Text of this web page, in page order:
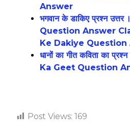
Answer
भगवान के डाकिए प्रश्न उत्तर
Question Answer
Ke Dakiye Question
धानों का गीत कविता का
Ka Geet Question
Post Views: 169